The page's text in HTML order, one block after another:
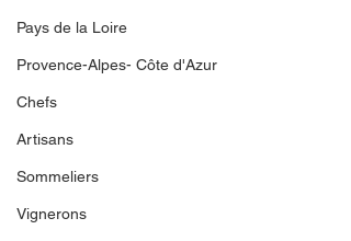
Pays de la Loire
Provence-Alpes- Côte d'Azur
Chefs
Artisans
Sommeliers
Vignerons